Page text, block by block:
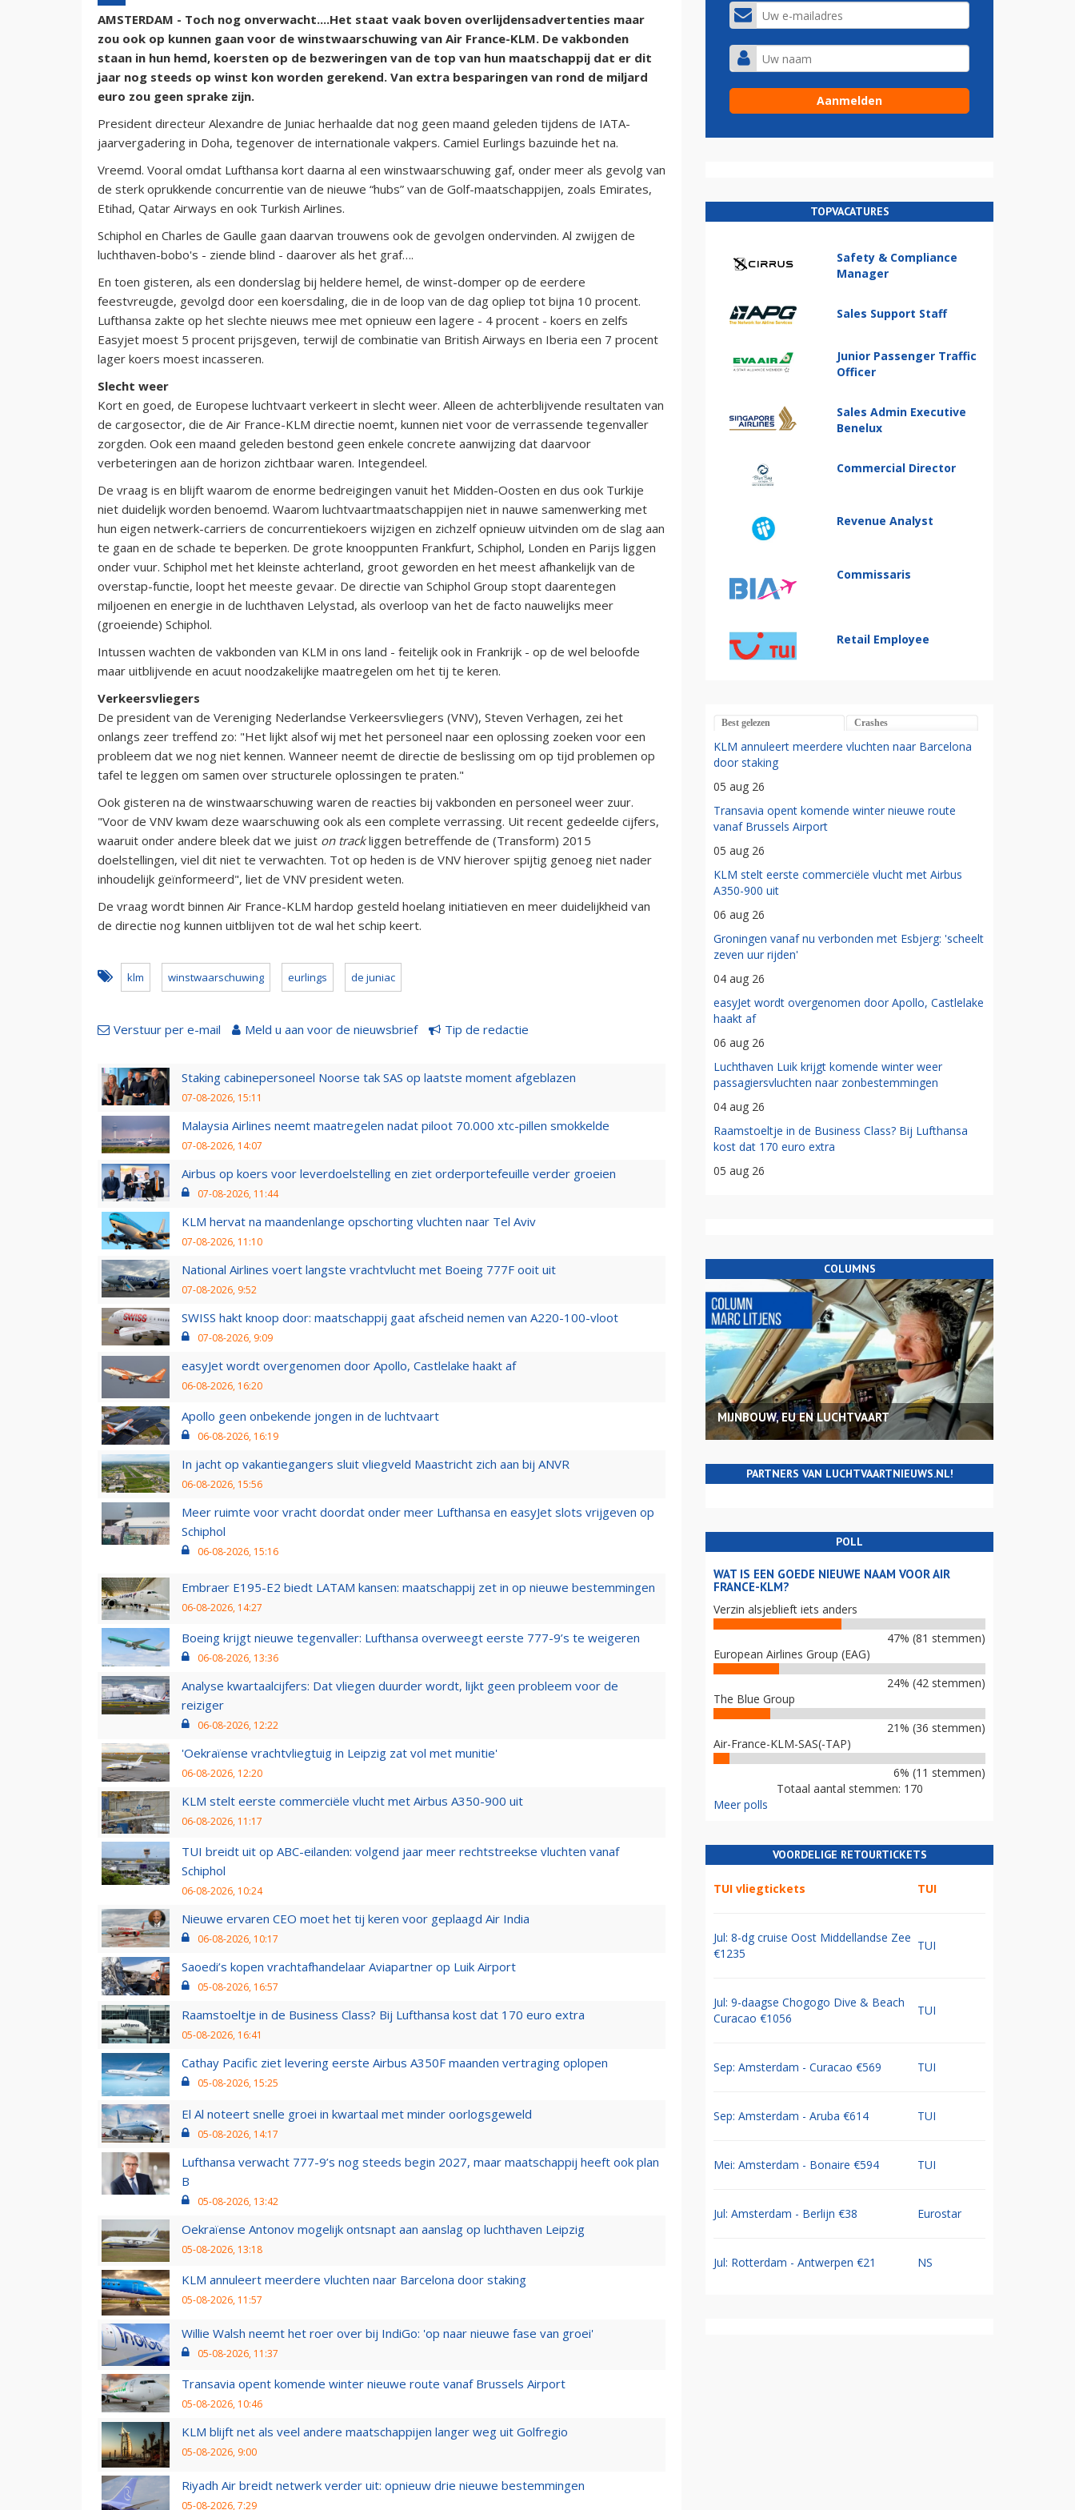
AMSTERDAM - Toch nog onverwacht....Het staat vaak boven overlijdensadvertenties maar
zou ook op kunnen gaan voor de winstwaarschuwing van Air France-KLM. De vakbonden
staan in hun hemd, koersten op de bezweringen van de top van hun maatschappij dat er dit
jaar nog steeds op winst kon worden gerekend. Van extra besparingen van rond de miljard
euro zou geen sprake zijn.
President directeur Alexandre de Juniac herhaalde dat nog geen maand geleden tijdens de IATA-
jaarvergadering in Doha, tegenover de internationale vakpers. Camiel Eurlings bazuinde het na.
Vreemd. Vooral omdat Lufthansa kort daarna al een winstwaarschuwing gaf, onder meer als gevolg van
de sterk oprukkende concurrentie van de nieuwe “hubs” van de Golf-maatschappijen, zoals Emirates,
Etihad, Qatar Airways en ook Turkish Airlines.
Schiphol en Charles de Gaulle gaan daarvan trouwens ook de gevolgen ondervinden. Al zwijgen de
luchthaven-bobo's - ziende blind - daarover als het graf….
En toen gisteren, als een donderslag bij heldere hemel, de winst-domper op de eerdere
feestvreugde, gevolgd door een koersdaling, die in de loop van de dag opliep tot bijna 10 procent.
Lufthansa zakte op het slechte nieuws mee met opnieuw een lagere - 4 procent - koers en zelfs
Easyjet moest 5 procent prijsgeven, terwijl de combinatie van British Airways en Iberia een 7 procent
lager koers moest incasseren.
Slecht weer
Kort en goed, de Europese luchtvaart verkeert in slecht weer. Alleen de achterblijvende resultaten van
de cargosector, die de Air France-KLM directie noemt, kunnen niet voor de verrassende tegenvaller
zorgden. Ook een maand geleden bestond geen enkele concrete aanwijzing dat daarvoor
verbeteringen aan de horizon zichtbaar waren. Integendeel.
De vraag is en blijft waarom de enorme bedreigingen vanuit het Midden-Oosten en dus ook Turkije
niet duidelijk worden benoemd. Waarom luchtvaartmaatschappijen niet in nauwe samenwerking met
hun eigen netwerk-carriers de concurrentiekoers wijzigen en zichzelf opnieuw uitvinden om de slag aan
te gaan en de schade te beperken. De grote knooppunten Frankfurt, Schiphol, Londen en Parijs liggen
onder vuur. Schiphol met het kleinste achterland, groot geworden en het meest afhankelijk van de
overstap-functie, loopt het meeste gevaar. De directie van Schiphol Group stopt daarentegen
miljoenen en energie in de luchthaven Lelystad, als overloop van het de facto nauwelijks meer
(groeiende) Schiphol.
Intussen wachten de vakbonden van KLM in ons land - feitelijk ook in Frankrijk - op de wel beloofde
maar uitblijvende en acuut noodzakelijke maatregelen om het tij te keren.
Verkeersvliegers
De president van de Vereniging Nederlandse Verkeersvliegers (VNV), Steven Verhagen, zei het
onlangs zeer treffend zo: "Het lijkt alsof wij met het personeel naar een oplossing zoeken voor een
probleem dat we nog niet kennen. Wanneer neemt de directie de beslissing om op tijd problemen op
tafel te leggen om samen over structurele oplossingen te praten."
Ook gisteren na de winstwaarschuwing waren de reacties bij vakbonden en personeel weer zuur.
"Voor de VNV kwam deze waarschuwing ook als een complete verrassing. Uit recent gedeelde cijfers,
waaruit onder andere bleek dat we juist on trackliggen betreffende de (Transform) 2015
doelstellingen, viel dit niet te verwachten. Tot op heden is de VNV hierover spijtig genoeg niet nader
inhoudelijk geïnformeerd", liet de VNV president weten.
De vraag wordt binnen Air France-KLM hardop gesteld hoelang initiatieven en meer duidelijkheid van
de directie nog kunnen uitblijven tot de wal het schip keert.
klm winstwaarschuwing eurlings de juniac
Verstuur per e-mail Meld u aan voor de nieuwsbrief Tip de redactie
Staking cabinepersoneel Noorse tak SAS op laatste moment afgeblazen
07-08-2026, 15:11
Malaysia Airlines neemt maatregelen nadat piloot 70.000 xtc-pillen smokkelde
07-08-2026, 14:07
Airbus op koers voor leverdoelstelling en ziet orderportefeuille verder groeien
07-08-2026, 11:44
KLM hervat na maandenlange opschorting vluchten naar Tel Aviv
07-08-2026, 11:10
National Airlines voert langste vrachtvlucht met Boeing 777F ooit uit
07-08-2026, 9:52
SWISS hakt knoop door: maatschappij gaat afscheid nemen van A220-100-vloot
07-08-2026, 9:09
easyJet wordt overgenomen door Apollo, Castlelake haakt af
06-08-2026, 16:20
Apollo geen onbekende jongen in de luchtvaart
06-08-2026, 16:19
In jacht op vakantiegangers sluit vliegveld Maastricht zich aan bij ANVR
06-08-2026, 15:56
Meer ruimte voor vracht doordat onder meer Lufthansa en easyJet slots vrijgeven op
Schiphol
06-08-2026, 15:16
Embraer E195-E2 biedt LATAM kansen: maatschappij zet in op nieuwe bestemmingen
06-08-2026, 14:27
Boeing krijgt nieuwe tegenvaller: Lufthansa overweegt eerste 777-9’s te weigeren
06-08-2026, 13:36
Analyse kwartaalcijfers: Dat vliegen duurder wordt, lijkt geen probleem voor de
reiziger
06-08-2026, 12:22
'Oekraïense vrachtvliegtuig in Leipzig zat vol met munitie'
06-08-2026, 12:20
KLM stelt eerste commerciële vlucht met Airbus A350-900 uit
06-08-2026, 11:17
TUI breidt uit op ABC-eilanden: volgend jaar meer rechtstreekse vluchten vanaf
Schiphol
06-08-2026, 10:24
Nieuwe ervaren CEO moet het tij keren voor geplaagd Air India
06-08-2026, 10:17
Saoedi’s kopen vrachtafhandelaar Aviapartner op Luik Airport
05-08-2026, 16:57
Raamstoeltje in de Business Class? Bij Lufthansa kost dat 170 euro extra
05-08-2026, 16:41
Cathay Pacific ziet levering eerste Airbus A350F maanden vertraging oplopen
05-08-2026, 15:25
El Al noteert snelle groei in kwartaal met minder oorlogsgeweld
05-08-2026, 14:17
Lufthansa verwacht 777-9’s nog steeds begin 2027, maar maatschappij heeft ook plan
B
05-08-2026, 13:42
Oekraïense Antonov mogelijk ontsnapt aan aanslag op luchthaven Leipzig
05-08-2026, 13:18
KLM annuleert meerdere vluchten naar Barcelona door staking
05-08-2026, 11:57
Willie Walsh neemt het roer over bij IndiGo: 'op naar nieuwe fase van groei'
05-08-2026, 11:37
Transavia opent komende winter nieuwe route vanaf Brussels Airport
05-08-2026, 10:46
KLM blijft net als veel andere maatschappijen langer weg uit Golfregio
05-08-2026, 9:00
Riyadh Air breidt netwerk verder uit: opnieuw drie nieuwe bestemmingen
05-08-2026, 7:29
TOPVACATURES
Safety & Compliance
Manager
Sales Support Staff
Junior Passenger Traffic
Officer
Sales Admin Executive
Benelux
Commercial Director
Revenue Analyst
Commissaris
Retail Employee
Best gelezen Crashes
KLM annuleert meerdere vluchten naar Barcelona
door staking
05 aug 26
Transavia opent komende winter nieuwe route
vanaf Brussels Airport
05 aug 26
KLM stelt eerste commerciële vlucht met Airbus
A350-900 uit
06 aug 26
Groningen vanaf nu verbonden met Esbjerg: 'scheelt
zeven uur rijden'
04 aug 26
easyJet wordt overgenomen door Apollo, Castlelake
haakt af
06 aug 26
Luchthaven Luik krijgt komende winter weer
passagiersvluchten naar zonbestemmingen
04 aug 26
Raamstoeltje in de Business Class? Bij Lufthansa
kost dat 170 euro extra
05 aug 26
COLUMNS
MIJNBOUW, EU EN LUCHTVAART
PARTNERS VAN LUCHTVAARTNIEUWS.NL!
POLL
WAT IS EEN GOEDE NIEUWE NAAM VOOR AIR
FRANCE-KLM?
Verzin alsjeblieft iets anders
47% (81 stemmen)
European Airlines Group (EAG)
24% (42 stemmen)
The Blue Group
21% (36 stemmen)
Air-France-KLM-SAS(-TAP)
6% (11 stemmen)
Totaal aantal stemmen: 170
Meer polls
VOORDELIGE RETOURTICKETS
TUI vliegtickets TUI
Jul: 8-dg cruise Oost Middellandse Zee
€1235
TUI
Jul: 9-daagse Chogogo Dive & Beach
Curacao €1056
TUI
Sep: Amsterdam - Curacao €569 TUI
Sep: Amsterdam - Aruba €614 TUI
Mei: Amsterdam - Bonaire €594 TUI
Jul: Amsterdam - Berlijn €38 Eurostar
Jul: Rotterdam - Antwerpen €21 NS